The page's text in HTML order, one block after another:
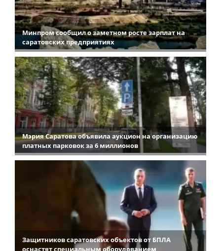
Минпром сообщил о заметном росте зарплат на
саратовских предприятиях
Мэрия Саратова объявила аукцион на организацию
платных парковок за 6 миллионов
Защитников саратовских объектов от БПЛА
оснастят специальным оборудованием